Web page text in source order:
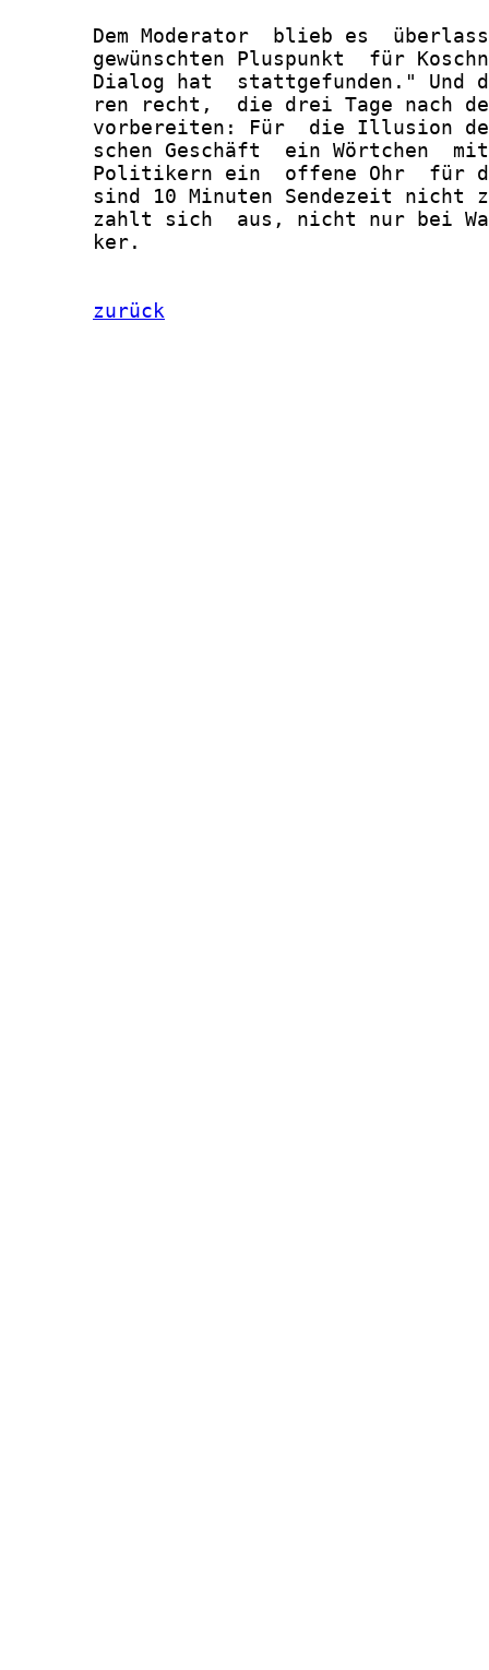
Dem Moderator  blieb es
gewünschten Pluspunkt  für
Dialog hat  stattgefunden." Und
ren recht,  die drei Tage nach
vorbereiten: Für  die Illusion
schen Geschäft  ein Wörtchen
Politikern ein  offene Ohr  für
sind 10 Minuten Sendezeit nicht
zahlt sich  aus, nicht nur bei
       ker.
zurück